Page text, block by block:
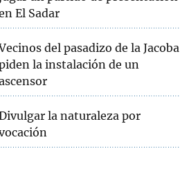
El Sadar
del pasadizo de la Jacoba
la instalación de un
la naturaleza por